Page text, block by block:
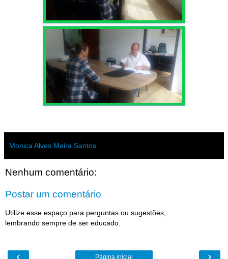
Monica Alves Meira Santos
Nenhum comentário:
Postar um comentário
Utilize esse espaço para perguntas ou sugestões,
lembrando sempre de ser educado.
Página inicial